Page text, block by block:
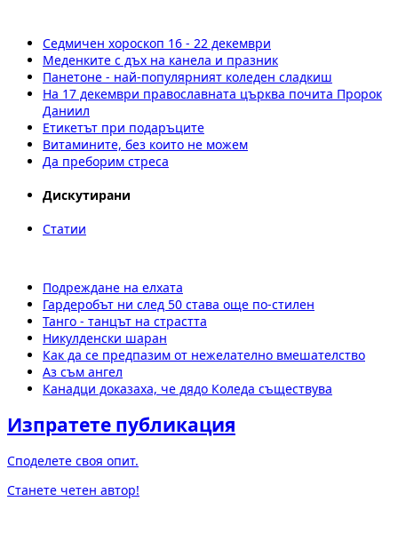
Седмичен хороскоп 16 - 22 декември
Меденките с дъх на канела и празник
Панетоне - най-популярният коледен сладкиш
На 17 декември православната църква почита Пророк
Даниил
Етикетът при подаръците
Витамините, без които не можем
Да преборим стреса
Дискутирани
Статии
Подреждане на елхата
Гардеробът ни след 50 става още по-стилен
Танго - танцът на страстта
Никулденски шаран
Как да се предпазим от нежелателно вмешателство
Аз съм ангел
Канадци доказаха, че дядо Коледа съществува
Изпратете публикация
Споделете своя опит.
Станете четен автор!